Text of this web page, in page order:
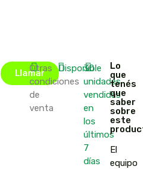
Llamar
Otras
condiciones
de
venta
Disponible
30
unidades
vendidas
en
los
últimos
7
días
Lo
que
tenés
que
saber
sobre
este
El
equipo